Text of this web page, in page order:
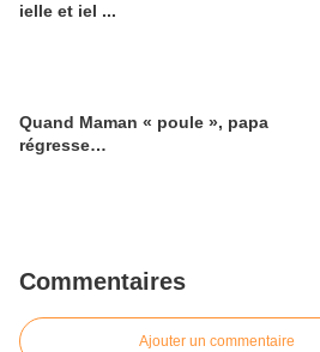
ielle et iel ...
Quand Maman « poule », papa
régresse…
Commentaires
Ajouter un commentaire